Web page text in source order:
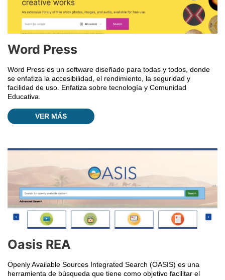
Word Press
Word Press es un software diseñado para todas y todos, donde
se enfatiza la accesibilidad, el rendimiento, la seguridad y
facilidad de uso. Enfatiza sobre tecnología y Comunidad
Educativa.
VER MÁS
Oasis REA
Openly Available Sources Integrated Search (OASIS) es una
herramienta de búsqueda que tiene como objetivo facilitar el